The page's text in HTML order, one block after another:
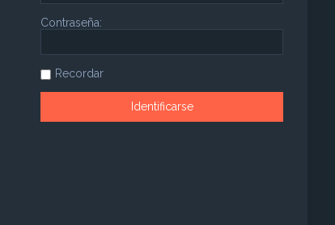
Contraseña:
Recordar